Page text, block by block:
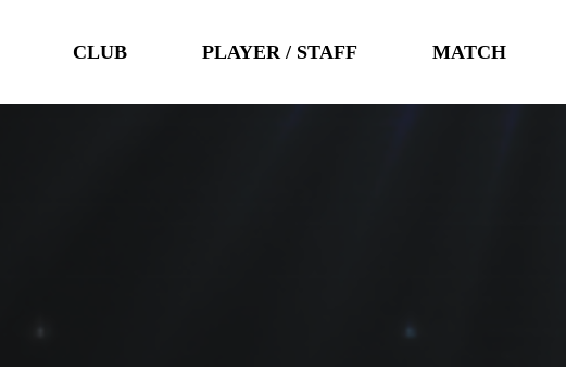
CLUB PLAYER / STAFF MATCH